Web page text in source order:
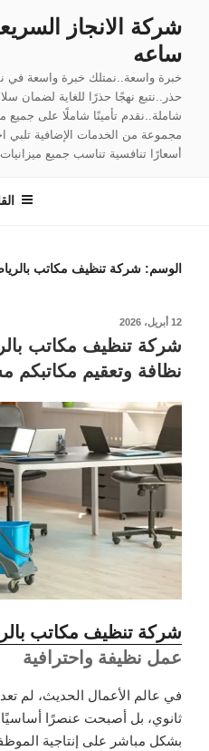
المحتوىساعه
خبرة واسعة..نمتلك خبرة واسعة في
حذر..نتبع نهجًا حذرًا للغاية لضمان
شاملة..نقدم تأمينًا شاملًا على جميع
مجموعة من الخدمات الإضافية تلبي
أسعارًا تنافسية تناسب جميع ميزانيات
الوسم: شركة تنظيف مكاتب
نُشر
12 أبريل، 2026
نظافة وتعقيم مكاتبكم
شركة تنظيف مكاتب
عمل نظيفة واحترافية
في عالم الأعمال الحديث، لم
ثانوي، بل أصبحت عنصرًا أساسيًا
بشكل مباشر على إنتاجية